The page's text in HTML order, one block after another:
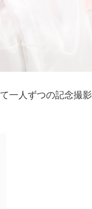
一人ずつの記念撮影